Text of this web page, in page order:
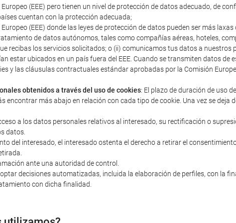
(EEE) pero tienen un nivel de protección de datos adecuado, de
cuentan con la protección adecuada;
(EEE) donde las leyes de protección de datos pueden ser más
de datos autónomos, tales como compañías aéreas, hoteles,
recibas los servicios solicitados; o (ii) comunicamos tus datos a
estar ubicados en un país fuera del EEE. Cuando se transmiten datos de
y las cláusulas contractuales estándar aprobadas por la Comisión
obtenidos a través del uso de cookies: El plazo de duración de uso
encontrar más abajo en relación con cada tipo de cookie. Una vez se
a los datos personales relativos al interesado, su rectificación o
datos.
del interesado, el interesado ostenta el derecho a retirar el
ante una autoridad de control.
decisiones automatizadas, incluida la elaboración de perfiles, con la
con dicha finalidad.